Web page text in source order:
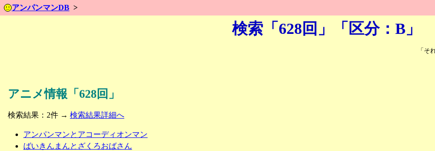
アンパンマンDB
検索「628回」「区分：B」
「そ
アニメ情報「628回」
検索結果：2件 → 検索結果詳細へ
アンパンマンとアコーディオンマン
ばいきんまんとざくろおばさん